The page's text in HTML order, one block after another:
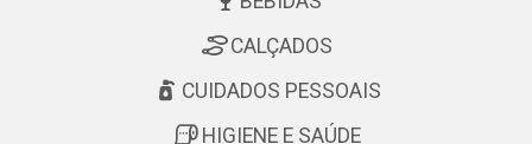
CALÇADOS
CUIDADOS PESSOAIS
HIGIENE E SAÚDE